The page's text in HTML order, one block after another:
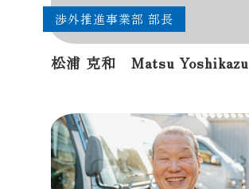
渉外推進事業部 部長
松浦 克和 Matsu Yoshikazu